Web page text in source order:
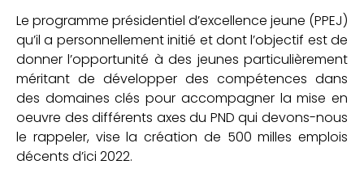
Le programme présidentiel d’excellence jeune (PPEJ)
qu’il a personnellement initié et dont l’objectif est de
donner l’opportunité à des jeunes particulièrement
méritant de développer des compétences dans
des domaines clés pour accompagner la mise en
oeuvre des différents axes du PND qui devons-nous
le rappeler, vise la création de 500 milles emplois
décents d’ici 2022.